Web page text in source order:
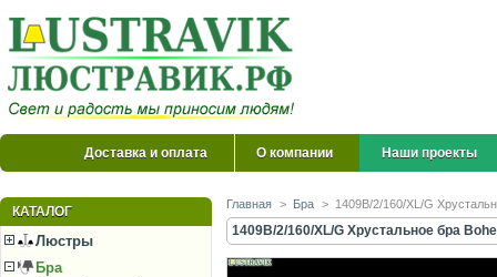
Доставка и оплата О компании Наши проекты
КАТАЛОГ
Люстры
Бра
Главная > Бра > 1409B/2/160/XL/G
1409B/2/160/XL/G Хрустальное бра